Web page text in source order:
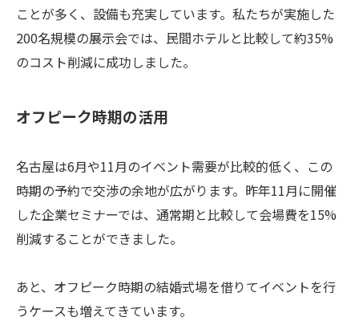
ことが多く、設備も充実しています。私たちが実施した
200名規模の展示会では、民間ホテルと比較して約35%
のコスト削減に成功しました。
オフピーク時期の活用
名古屋は6月や11月のイベント需要が比較的低く、この
時期の予約で交渉の余地が広がります。昨年11月に開催
した企業セミナーでは、通常期と比較して会場費を15%
削減することができました。
あと、オフピーク時期の結婚式場を借りてイベントを行
うケースも増えてきています。